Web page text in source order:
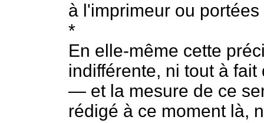
à l'imprimeur ou
*
En elle-même cette
indifférente, ni tout à
— et la mesure de ce
rédigé à ce moment là,